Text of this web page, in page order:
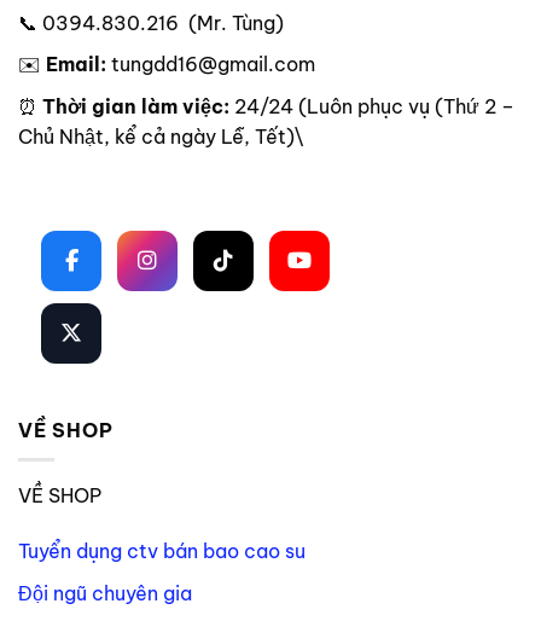
📞 0394.830.216 (Mr. Tùng)
✉️ Email: tungdd16@gmail.com
⏰ Thời gian làm việc: 24/24 (Luôn phục vụ (Thứ 2 –
Chủ Nhật, kể cả ngày Lễ, Tết)\
VỀ SHOP
VỀ SHOP
Tuyển dụng ctv bán bao cao su
Đội ngũ chuyên gia